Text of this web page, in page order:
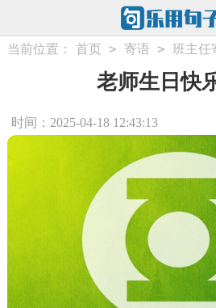
当前位置： 首页 > 寄语 > 班主任
老师生日快
时间：2025-04-18 12:43:13